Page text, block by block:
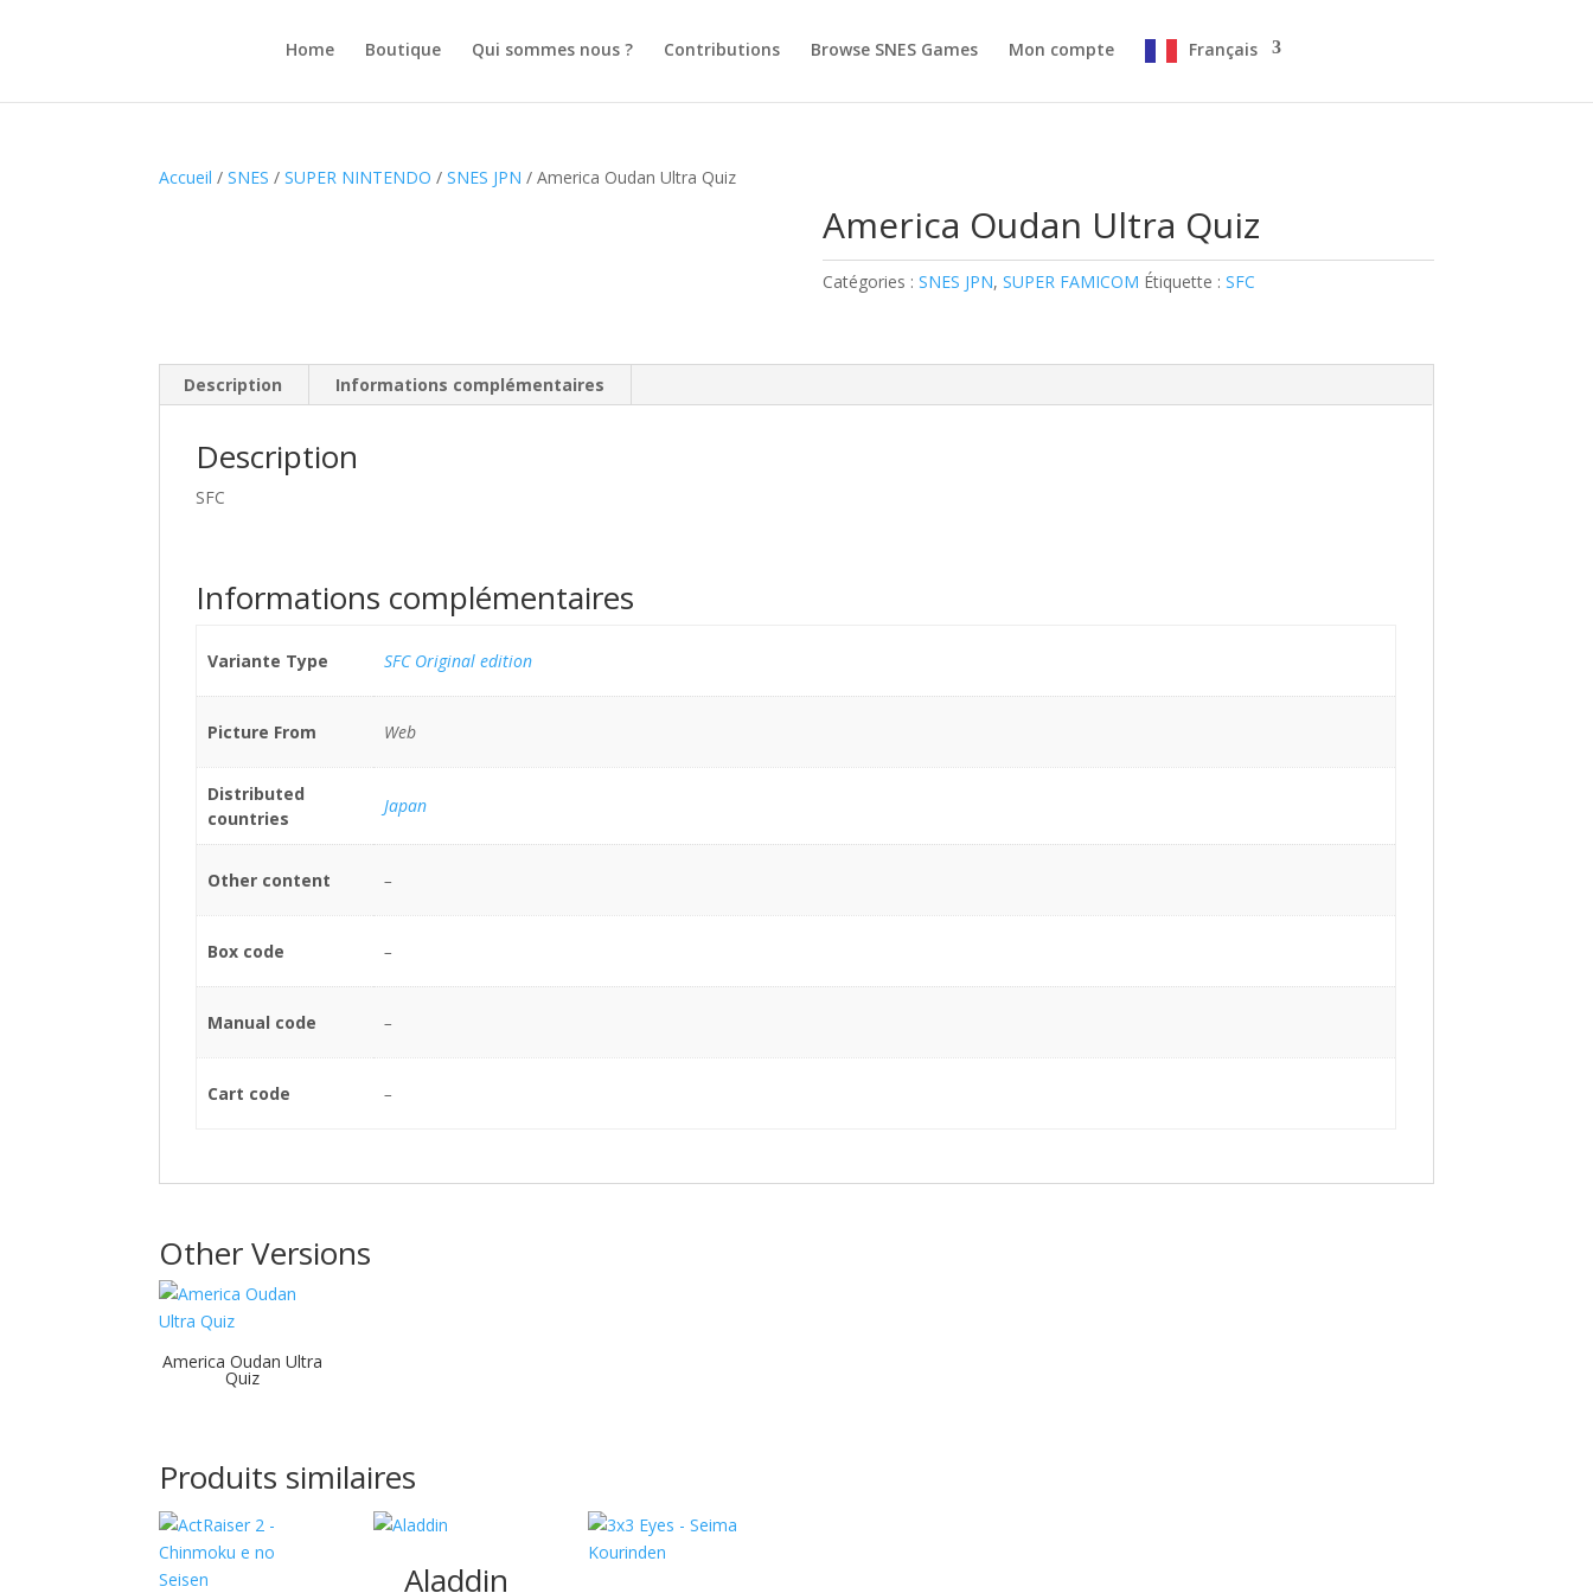
Home Boutique Qui sommes nous ? Contributions Browse SNES Games Mon compte Français
Accueil /SNES /SUPER NINTENDO /SNES JPN / America Oudan Ultra Quiz
America Oudan Ultra Quiz
Catégories : SNES JPN, SUPER FAMICOM Étiquette : SFC
Description Informations complémentaires
Description
SFC
Informations complémentaires
Variante Type SFC Original edition
Picture From Web
Distributed
countries
Japan
Other content –
Box code –
Manual code –
Cart code –
Other Versions
America Oudan Ultra
Quiz
Produits similaires
Aladdin